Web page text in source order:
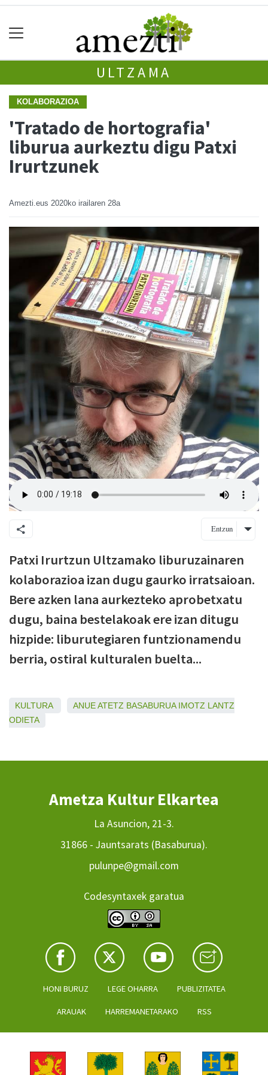
ULTZAMA
KOLABORAZIOA
'Tratado de hortografia'
liburua aurkeztu digu Patxi
Irurtzunek
Amezti.eus 2020ko irailaren 28a
Entzun
Patxi Irurtzun Ultzamako liburuzainaren
kolaborazioa izan dugu gaurko irratsaioan.
Bere azken lana aurkezteko aprobetxatu
dugu, baina bestelakoak ere izan ditugu
hizpide: liburutegiaren funtzionamendu
berria, ostiral kulturalen buelta...
KULTURA ANUEATETZ BASABURUA IMOTZ LANTZ
ODIETA
Ametza Kultur Elkartea
La Asuncion, 21-3.
31866 - Jauntsarats (Basaburua).
pulunpe@gmail.com
Codesyntaxek garatua
HONI BURUZ LEGE OHARRA PUBLIZITATEA
ARAUAK HARREMANETARAKO RSS